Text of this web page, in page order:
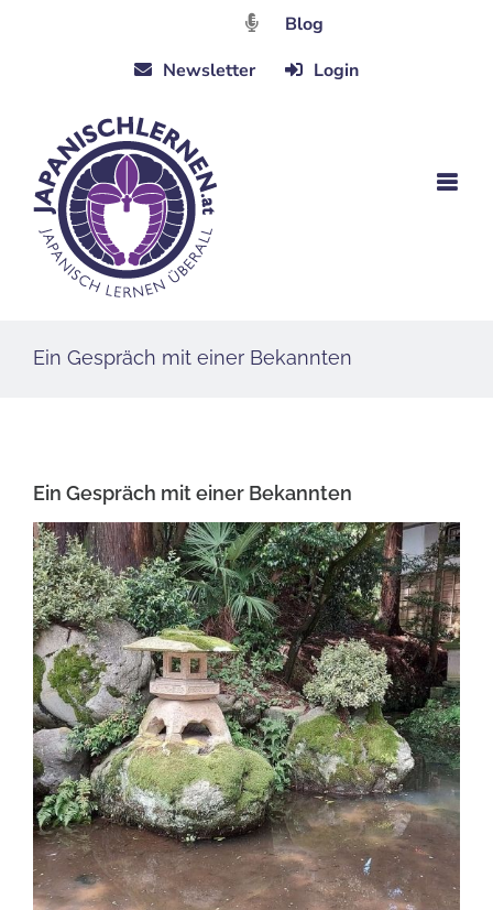
Blog
Newsletter
Login
Ein Gespräch mit einer Bekannten
Ein Gespräch mit einer Bekannten